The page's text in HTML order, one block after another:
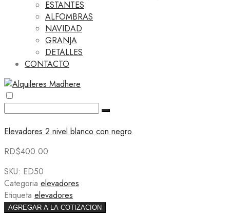
ESTANTES
ALFOMBRAS
NAVIDAD
GRANJA
DETALLES
CONTACTO
Elevadores 2 nivel blanco con negro
RD$400.00
SKU: ED50
Categoria elevadores
Etiqueta elevadores
AGREGAR A LA COTIZACION